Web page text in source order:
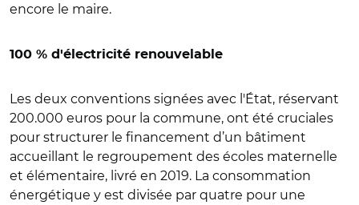
encore le maire.
100 % d'électricité renouvelable
Les deux conventions signées avec l'État, réservant
200.000 euros pour la commune, ont été cruciales
pour structurer le financement d’un bâtiment
accueillant le regroupement des écoles maternelle
et élémentaire, livré en 2019. La consommation
énergétique y est divisée par quatre pour une